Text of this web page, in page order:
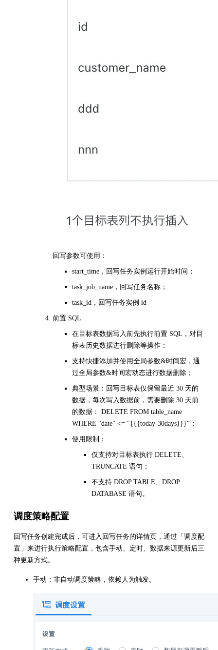
回写参数可使用：
start_time，回写任务实例运行开始时间；
task_job_name，回写任务名称；
task_id，回写任务实例 id
前置 SQL
在目标表数据写入前先执行前置 SQL，对目
标表历史数据进行删除等操作：
支持快捷添加并使用全局参数&时间宏，通
过全局参数&时间宏动态进行数据删除；
典型场景：回写目标表仅保留最近 30 天的
数据，每次写入数据前，需要删除 30 天前
的数据： DELETE FROM table_name
WHERE "date" <= "{{{today-30days}}}"；
使用限制：
仅支持对目标表执行 DELETE、
TRUNCATE 语句；
不支持 DROP TABLE、DROP
DATABASE 语句。
调度策略配置
回写任务创建完成后，可进入回写任务的详情页，通过「调度配
置」来进行执行策略配置，包含手动、定时、数据来源更新后三
种更新方式。
手动：非自动调度策略，依赖人为触发。